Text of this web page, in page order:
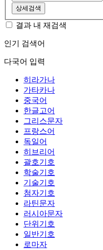
상세검색
결과 내 재검색
인기 검색어
다국어 입력
히라가나
가타카나
중국어
한글고어
그리스문자
프랑스어
독일어
히브리어
괄호기호
학술기호
기술기호
첨자기호
라틴문자
러시아문자
단위기호
일반기호
로마자